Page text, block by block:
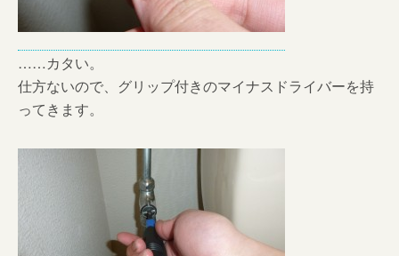
……カタい。
仕方ないので、グリップ付きのマイナスドライバーを持
ってきます。